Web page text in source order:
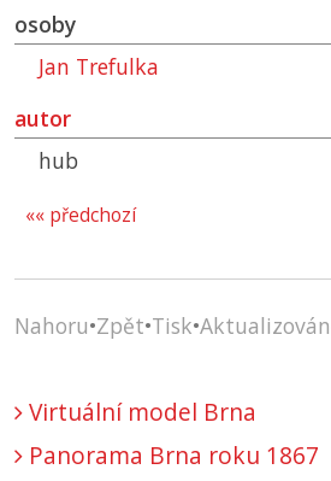
osoby
Jan Trefulka
autor
hub
«« předchozí
Nahoru•Zpět•Tisk•
Virtuální model Brna
Panorama Brna roku 1867